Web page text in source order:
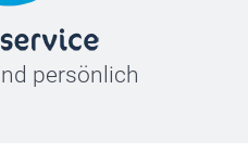
persönlich